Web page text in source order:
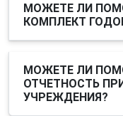
МОЖЕТЕ ЛИ
КОМПЛЕКТ
МОЖЕТЕ ЛИ
ОТЧЕТНОСТЬ
УЧРЕЖДЕНИЯ?